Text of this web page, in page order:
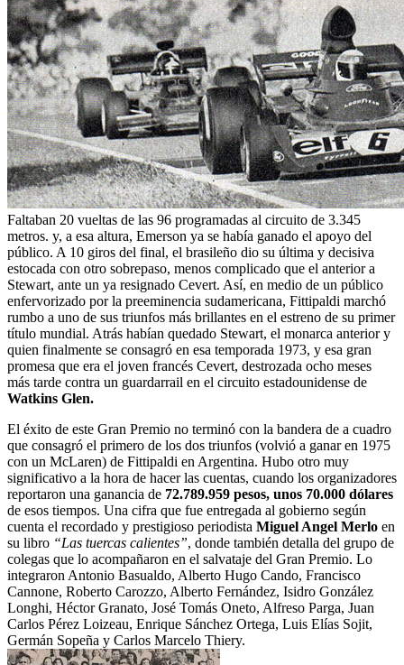
Faltaban 20 vueltas de las 96 programadas al circuito de 3.345
metros. y, a esa altura, Emerson ya se había ganado el apoyo del
público. A 10 giros del final, el brasileño dio su última y decisiva
estocada con otro sobrepaso, menos complicado que el anterior a
Stewart, ante un ya resignado Cevert. Así, en medio de un público
enfervorizado por la preeminencia sudamericana, Fittipaldi marchó
rumbo a uno de sus triunfos más brillantes en el estreno de su primer
título mundial. Atrás habían quedado Stewart, el monarca anterior y
quien finalmente se consagró en esa temporada 1973, y esa gran
promesa que era el joven francés Cevert, destrozada ocho meses
más tarde contra un guardarrail en el circuito estadounidense de
Watkins Glen.
El éxito de este Gran Premio no terminó con la bandera de a cuadro
que consagró el primero de los dos triunfos (volvió a ganar en 1975
con un McLaren) de Fittipaldi en Argentina. Hubo otro muy
significativo a la hora de hacer las cuentas, cuando los organizadores
reportaron una ganancia de 72.789.959 pesos, unos 70.000 dólares
de esos tiempos. Una cifra que fue entregada al gobierno según
cuenta el recordado y prestigioso periodista Miguel Angel Merlo en
su libro “Las tuercas calientes”, donde también detalla del grupo de
colegas que lo acompañaron en el salvataje del Gran Premio. Lo
integraron Antonio Basualdo, Alberto Hugo Cando, Francisco
Cannone, Roberto Carozzo, Alberto Fernández, Isidro González
Longhi, Héctor Granato, José Tomás Oneto, Alfreso Parga, Juan
Carlos Pérez Loizeau, Enrique Sánchez Ortega, Luis Elías Sojit,
Germán Sopeña y Carlos Marcelo Thiery.